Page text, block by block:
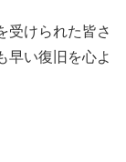
受けられた皆さ
早い復旧を心よ